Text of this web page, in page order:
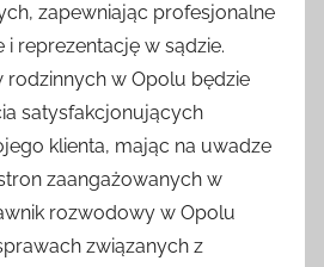
zapewniając profesjonalne
reprezentację w sądzie.
w Opolu będzie
satysfakcjonujących
klienta, mając na uwadze
zaangażowanych w
rozwodowy w Opolu
związanych z